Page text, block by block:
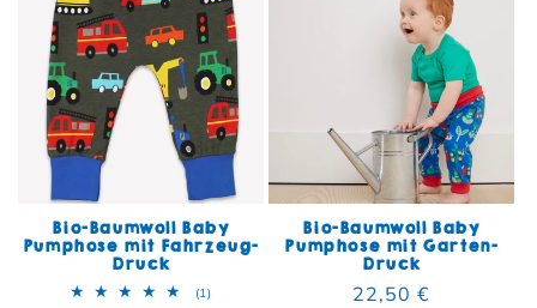
Bio-Baumwoll Baby
Pumphose mit Fahrzeug-
Druck
(1)1 Bewertungen insgesamt
Bio-Baumwoll Baby
Pumphose mit Garten-
Druck
Normaler Preis
22,50 €